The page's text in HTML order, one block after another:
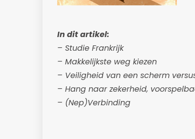
In dit artikel:
– Studie Frankrijk
– Makkelijkste weg kiezen
– Veiligheid van een scherm
– Hang naar zekerheid,
– (Nep)Verbinding